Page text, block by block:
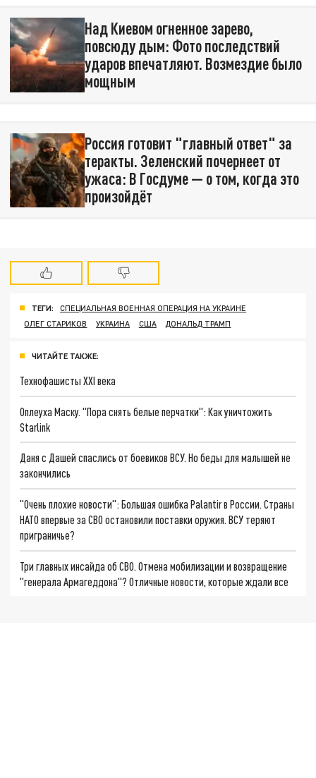
Над Киевом огненное зарево,
повсюду дым: Фото последствий
ударов впечатляют. Возмездие было
мощным
Россия готовит "главный ответ" за
теракты. Зеленский почернеет от
ужаса: В Госдуме — о том, когда это
произойдёт
ТЕГИ:
СПЕЦИАЛЬНАЯ ВОЕННАЯ ОПЕРАЦИЯ НА УКРАИНЕ
ОЛЕГ СТАРИКОВ
УКРАИНА США ДОНАЛЬД ТРАМП
ЧИТАЙТЕ ТАКЖЕ:
Технофашисты XXI века
Оплеуха Маску. "Пора снять белые перчатки": Как уничтожить
Starlink
Даня с Дашей спаслись от боевиков ВСУ. Но беды для малышей не
закончились
"Очень плохие новости": Большая ошибка Palantir в России. Страны
НАТО впервые за СВО остановили поставки оружия. ВСУ теряют
приграничье?
Три главных инсайда об СВО. Отмена мобилизации и возвращение
"генерала Армагеддона"? Отличные новости, которые ждали все